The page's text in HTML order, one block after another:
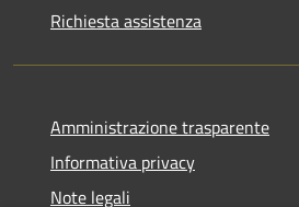
Richiesta assistenza
Amministrazione trasparente
Informativa privacy
Note legali